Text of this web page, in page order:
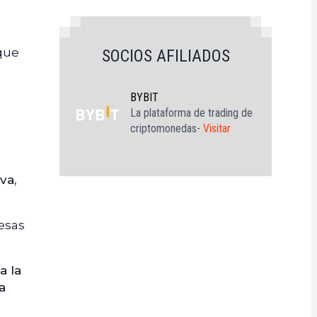
,
la
SOCIOS AFILIADOS
BYBIT
La plataforma de trading de
criptomonedas- Visitar